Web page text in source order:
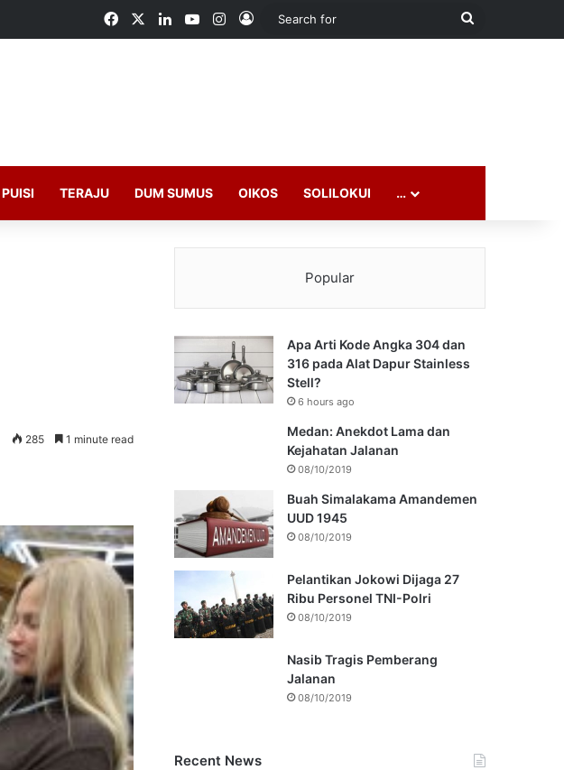
FacebookLinkedInYouTubeInstagram
Log In
Search
PUISI TERAJU DUM SUMUS OIKOS SOLILOKUI …
285 1 minute read
Popular
Apa Arti Kode Angka 304 dan
316 pada Alat Dapur Stainless
Stell?
6 hours ago
Medan: Anekdot Lama dan
Kejahatan Jalanan
08/10/2019
Buah Simalakama Amandemen
UUD 1945
08/10/2019
Pelantikan Jokowi Dijaga 27
Ribu Personel TNI-Polri
08/10/2019
Nasib Tragis Pemberang
Jalanan
08/10/2019
Recent News